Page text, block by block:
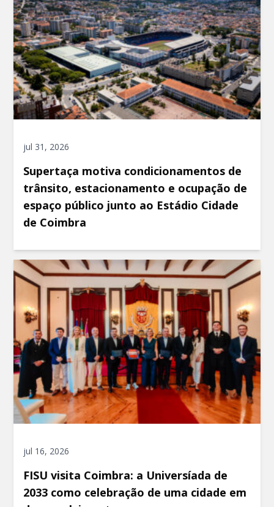
jul 31, 2026
Supertaça motiva condicionamentos de
trânsito, estacionamento e ocupação de
espaço público junto ao Estádio Cidade
de Coimbra
jul 16, 2026
FISU visita Coimbra: a Universíada de
2033 como celebração de uma cidade em